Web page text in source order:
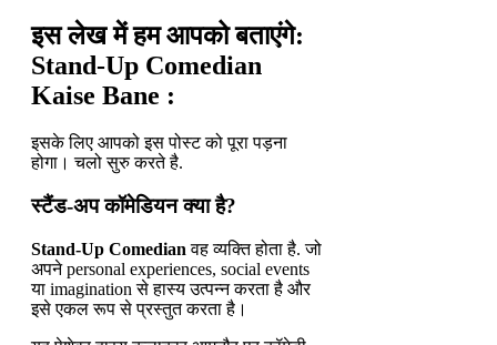
इस लेख में हम आपको बताएंगे:
Stand-Up Comedian
Kaise Bane :
इसके लिए आपको इस पोस्ट को पूरा पड़ना
होगा। चलो सुरु करते है.
स्टैंड-अप कॉमेडियन क्या है?
Stand-Up Comedian वह व्यक्ति होता है. जो
अपने personal experiences, social events
या imagination से हास्य उत्पन्न करता है और
इसे एकल रूप से प्रस्तुत करता है।